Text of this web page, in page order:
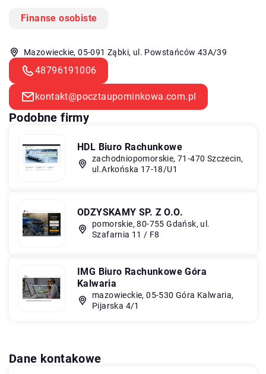
Finanse osobiste
Mazowieckie, 05-091 Ząbki, ul. Powstańców 43A/39
48796191006
kontakt@pocztaupominkowa.com.pl
Podobne firmy
HDL Biuro Rachunkowe
zachodniopomorskie, 71-470 Szczecin,
ul.Arkońska 17-18/U1
ODZYSKAMY SP. Z O.O.
pomorskie, 80-755 Gdańsk, ul.
Szafarnia 11 / F8
IMG Biuro Rachunkowe Góra
Kalwaria
mazowieckie, 05-530 Góra Kalwaria,
Pijarska 4/1
Dane kontakowe